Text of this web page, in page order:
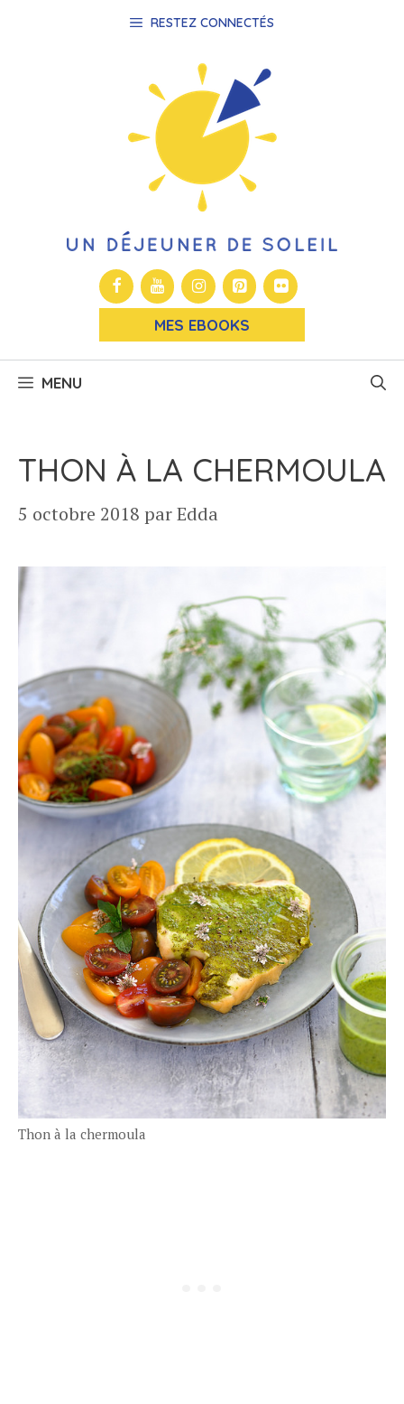
RESTEZ CONNECTÉS
MES EBOOKS
MENU
THON À LA CHERMOULA
5 octobre 2018 parEdda
Thon à la chermoula